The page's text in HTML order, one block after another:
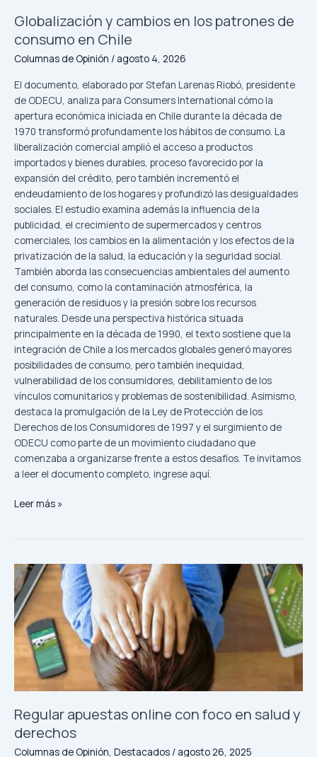
Globalización y cambios en los patrones de
consumo en Chile
Columnas de Opinión / agosto 4, 2026
El documento, elaborado por Stefan Larenas Riobó, presidente
de ODECU, analiza para Consumers International cómo la
apertura económica iniciada en Chile durante la década de
1970 transformó profundamente los hábitos de consumo. La
liberalización comercial amplió el acceso a productos
importados y bienes durables, proceso favorecido por la
expansión del crédito, pero también incrementó el
endeudamiento de los hogares y profundizó las desigualdades
sociales. El estudio examina además la influencia de la
publicidad, el crecimiento de supermercados y centros
comerciales, los cambios en la alimentación y los efectos de la
privatización de la salud, la educación y la seguridad social.
También aborda las consecuencias ambientales del aumento
del consumo, como la contaminación atmosférica, la
generación de residuos y la presión sobre los recursos
naturales. Desde una perspectiva histórica situada
principalmente en la década de 1990, el texto sostiene que la
integración de Chile a los mercados globales generó mayores
posibilidades de consumo, pero también inequidad,
vulnerabilidad de los consumidores, debilitamiento de los
vínculos comunitarios y problemas de sostenibilidad. Asimismo,
destaca la promulgación de la Ley de Protección de los
Derechos de los Consumidores de 1997 y el surgimiento de
ODECU como parte de un movimiento ciudadano que
comenzaba a organizarse frente a estos desafíos. Te invitamos
a leer el documento completo, ingrese aquí.
Chile
Leer más »
Regular apuestas online con foco en salud y
derechos
Columnas de Opinión, Destacados / agosto 26, 2025
Regular
apuestas
online
con
foco
salud
derechos